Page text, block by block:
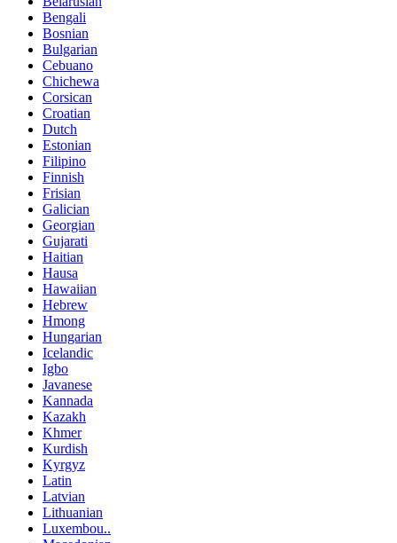
Bengali
Bosnian
Bulgarian
Cebuano
Chichewa
Corsican
Croatian
Dutch
Estonian
Filipino
Finnish
Frisian
Galician
Georgian
Gujarati
Haitian
Hausa
Hawaiian
Hebrew
Hmong
Hungarian
Icelandic
Igbo
Javanese
Kannada
Kazakh
Khmer
Kurdish
Kyrgyz
Latin
Latvian
Lithuanian
Luxembou..